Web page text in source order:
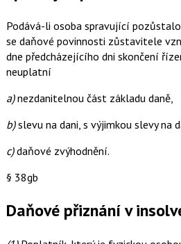
Podává-li osoba spravující
se daňové povinnosti zůstavitele
dne předcházejícího dni skončení
neuplatní
a)nezdanitelnou část základu daně,
b)slevu na dani, s výjimkou slevy na
c)daňové zvýhodnění.
§ 38gb
Daňové přiznání v